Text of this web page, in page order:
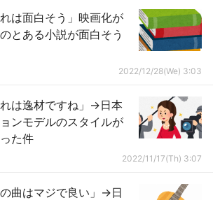
は面白そう」映画化が
とある小説が面白そう
2022/12/28(We) 3:03
は逸材ですね」→日本
ンモデルのスタイルが
た件
2022/11/17(Th) 3:07
曲はマジで良い」→日